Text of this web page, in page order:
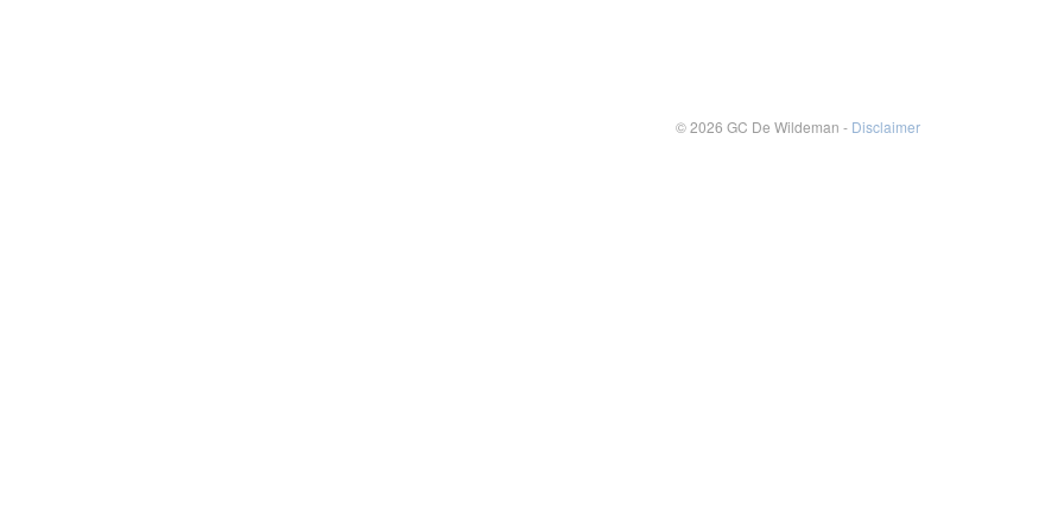
© 2026 GC De Wildeman - Disclaimer